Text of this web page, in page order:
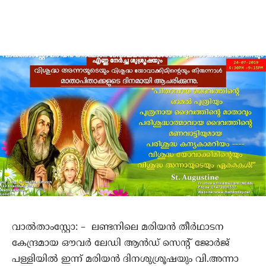
വാല്‍താംസ്റ്റോ: – ലണ്ടനിലെ മരിയന്‍ തീര്‍ഥാടന
കേന്ദ്രമായ ഔവര്‍ ലേഡി ആന്‍ഡ് സെന്റ് ജോര്‍ജ്
പള്ളിയില്‍ ഇന്ന് മരിയൻ ദിനശുശ്രൂഷയും വി.അന്നാ